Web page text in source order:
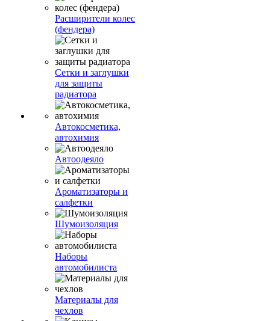
Расширители колес
(фендера)
Сетки и заглушки
для защиты
радиатора
Автокосметика,
автохимия
Автоодеяло
Ароматизаторы и
салфетки
Шумоизоляция
Наборы
автомобилиста
Материалы для
чехлов